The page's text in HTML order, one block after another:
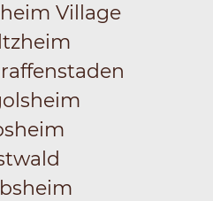
Village